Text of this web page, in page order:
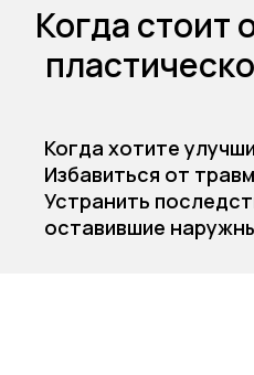
Когда стоит
Когда хотите
Избавиться от
Устранить
оставившие